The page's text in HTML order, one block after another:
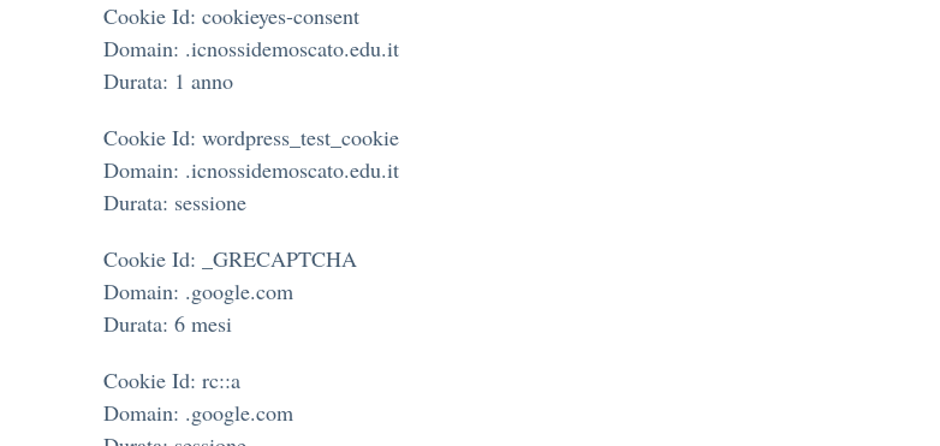
Cookie Id: cookieyes-consent
Domain: .icnossidemoscato.edu.it
Durata: 1 anno
Cookie Id: wordpress_test_cookie
Domain: .icnossidemoscato.edu.it
Durata: sessione
Cookie Id: _GRECAPTCHA
Domain: .google.com
Durata: 6 mesi
Cookie Id: rc::a
Domain: .google.com